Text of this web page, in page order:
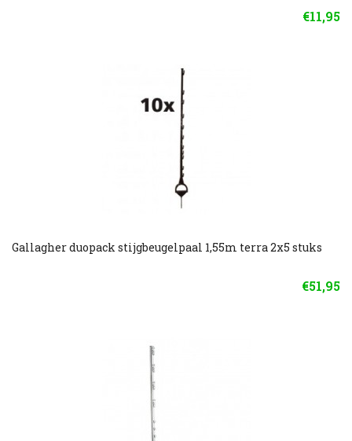
€11,95
Gallagher duopack stijgbeugelpaal 1,55m terra 2x5 stuks
€51,95